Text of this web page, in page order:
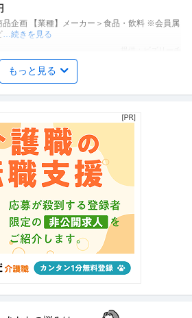
地日本橋」（株式会社ギンビス）
品企画 【業種】メーカー＞食品・飲料 ※会員属
…続きを見る
祝休み／外国人人材紹介の法人営業／
ス株式会社
休み】外国人人材紹介の法人営業｜マネジメ
続きを見る
提供：上野グループホールディングス株式会社
／ 「測量士・測量士補・測量助手」最新
キャナーを駆使する先進的測量技術者／
基盤／京都・丸太町駅徒歩1分／完全週
ライアンス 【業種】士業＞その他 ※会員属性な
…続きを見る
もっと見る